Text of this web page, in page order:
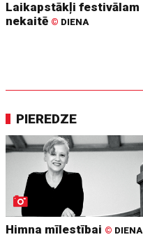
Laikapstākļi festivālam
nekaitē © DIENA
PIEREDZE
Himna mīlestībai © DIENA